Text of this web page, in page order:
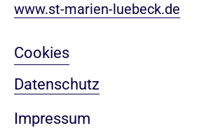
www.st-marien-luebeck.de
Cookies
Datenschutz
Impressum